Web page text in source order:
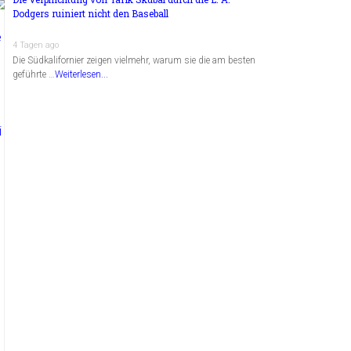
Dodgers ruiniert nicht den Baseball
4 Tagen ago
Die Südkalifornier zeigen vielmehr, warum sie die am besten
geführte …Weiterlesen...